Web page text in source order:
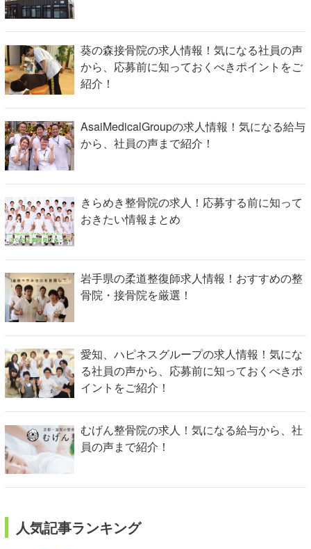
葵の森接骨院の求人情報！気になる社員の声
から、応募前に知っておくべきポイントをご
紹介！
AsaiMedicalGroupの求人情報！気になる給与
から、社員の声まで紹介！
きらめき整骨院の求人！応募する前に知って
おきたい情報まとめ
岩手県の柔道整復師求人情報！おすすめの整
骨院・接骨院を厳選！
愛知、ハピネスグループの求人情報！気にな
る社員の声から、応募前に知っておくべきポ
イントをご紹介！
むげん整骨院の求人！気になる給与から、社
員の声まで紹介！
人気記事ランキング